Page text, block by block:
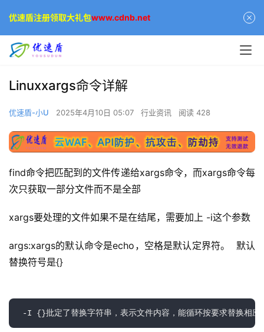
Linuxxargs命令详解
优速盾-小U 2025年4月10日 05:07 行业资讯 阅读 428
find命令把匹配到的文件传递给xargs命令，而xargs命令每
次只获取一部分文件而不是全部
xargs要处理的文件如果不是在结尾，需要加上 -i这个参数
args:xargs的默认命令是echo，空格是默认定界符。  默认
替换符号是{}
-I {}批定了替换字符串，表示文件内容，能循环按要求替换相
优速盾注册领取大礼包www.cdnb.net